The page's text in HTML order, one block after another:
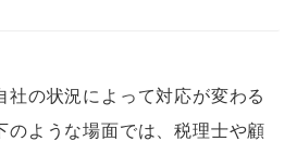
社の状況によって対応が変わる
のような場面では、税理士や顧